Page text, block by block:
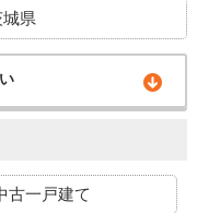
城県
古一戸建て